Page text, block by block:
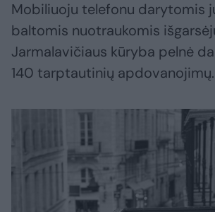
Mobiliuoju telefonu darytomis
baltomis nuotraukomis
Jarmalavičiaus kūryba pelnė
140 tarptautinių apdovanojimų.